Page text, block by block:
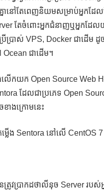
នានៅតែពេញនិយមសម្រាប់អ្នកដែ
តែចំពោះអ្នកជំនាញឬអ្នកដែ
រើប្រាស់ VPS, Docker ជាដើម
ជាដើម។
ងលើកយក Open Source Web
ដែលជាប្រភេទ Open
ខាងក្រោមនេះ
ម្លើង Sentora នៅលើ CentOS 7
នត្រូវប្រាកដថាលីនុច Server របស់